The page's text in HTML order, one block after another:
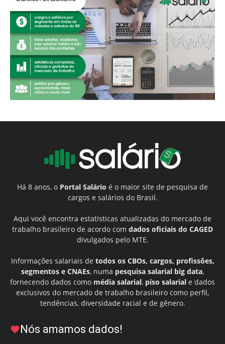
Há 8 anos, o Portal Salário é o maior site de pesquisa de
cargos e salários do Brasil.
Aqui você encontra estatísticas atualizadas do mercado de
trabalho brasileiro de acordo com dados oficiais do CAGED
divulgados pelo MTE.
Informações salariais de todos os CBOs, cargos, profissões,
segmentos e CNAEs, numa pesquisa salarial big data,
fornecendo dados como média salarial, piso salarial e dados
exclusivos do mercado de trabalho brasileiro como perfil,
tendências, diversidade racial e de gênero.
Nós amamos dados!